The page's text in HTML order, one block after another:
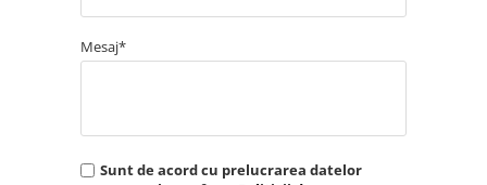
Mesaj*
Sunt de acord cu prelucrarea datelor